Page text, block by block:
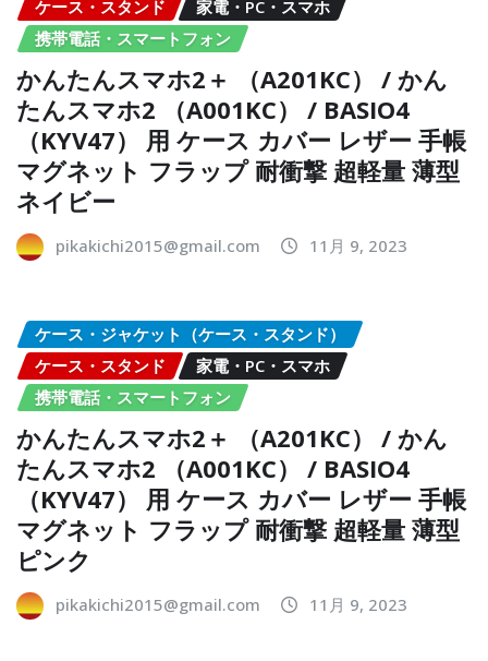
ケース・スタンド
家電・PC・スマホ
携帯電話・スマートフォン
かんたんスマホ2＋ （A201KC） / かん
たんスマホ2 （A001KC） / BASIO4
（KYV47） 用 ケース カバー レザー 手帳
マグネット フラップ 耐衝撃 超軽量 薄型
ネイビー
pikakichi2015@gmail.com 11月 9, 2023
ケース・ジャケット（ケース・スタンド）
ケース・スタンド
家電・PC・スマホ
携帯電話・スマートフォン
かんたんスマホ2＋ （A201KC） / かん
たんスマホ2 （A001KC） / BASIO4
（KYV47） 用 ケース カバー レザー 手帳
マグネット フラップ 耐衝撃 超軽量 薄型
ピンク
pikakichi2015@gmail.com 11月 9, 2023